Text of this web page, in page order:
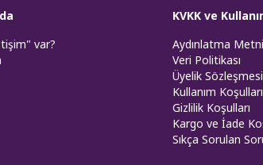
var?
KVKK ve
Aydınlatma Metni
Veri Politikası
Üyelik Sözleşmesi
Kullanım Koşulları
Gizlilik Koşulları
Kargo ve İade
Sıkça Sorulan